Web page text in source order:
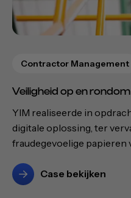
Contractor Management
Veiligheid op en
YIM realiseerde in
digitale oplossing, ter
fraudegevoelige papieren
Case bekijken